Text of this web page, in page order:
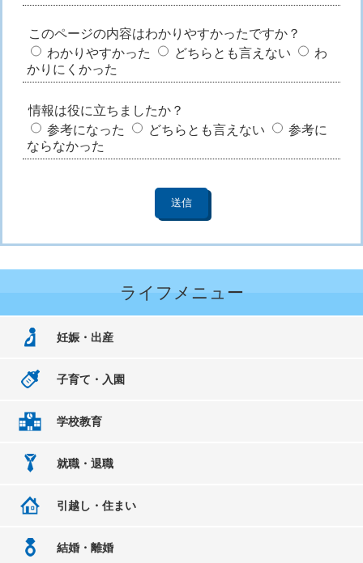
このページの内容はわかりやすかったですか？
わかりやすかった
どちらとも言えない
わ
かりにくかった
情報は役に立ちましたか？
参考になった
どちらとも言えない
参考に
ならなかった
ライフメニュー
妊娠・出産
子育て・入園
学校教育
就職・退職
引越し・住まい
結婚・離婚